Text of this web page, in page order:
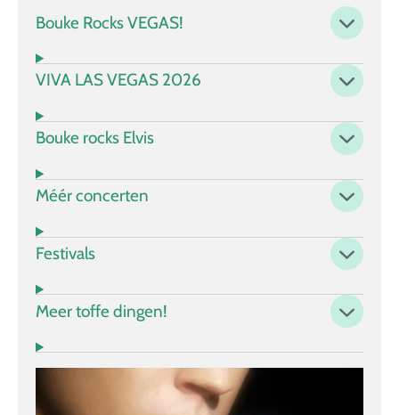
Bouke Rocks VEGAS!
VIVA LAS VEGAS 2026
Bouke rocks Elvis
Méér concerten
Festivals
Meer toffe dingen!